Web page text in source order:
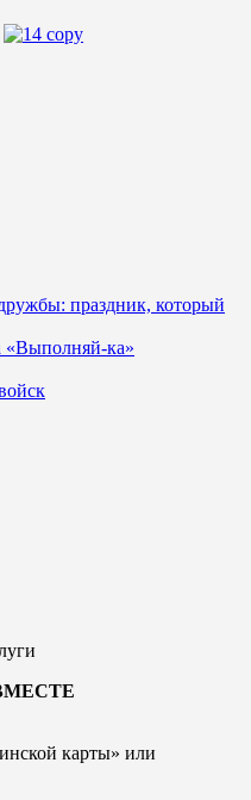
праздник, который
«Выполняй-ка»
карты» или